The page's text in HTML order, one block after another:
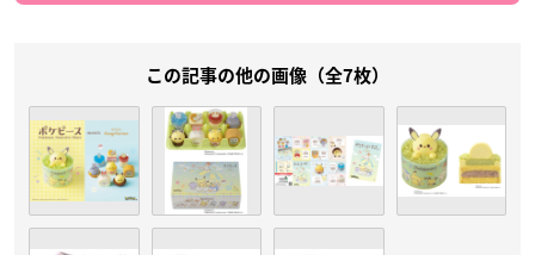
この記事の他の画像（全7枚）